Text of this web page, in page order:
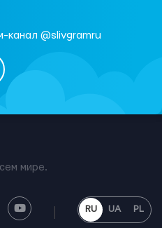
канал @slivgramru
мире.
RU UA PL